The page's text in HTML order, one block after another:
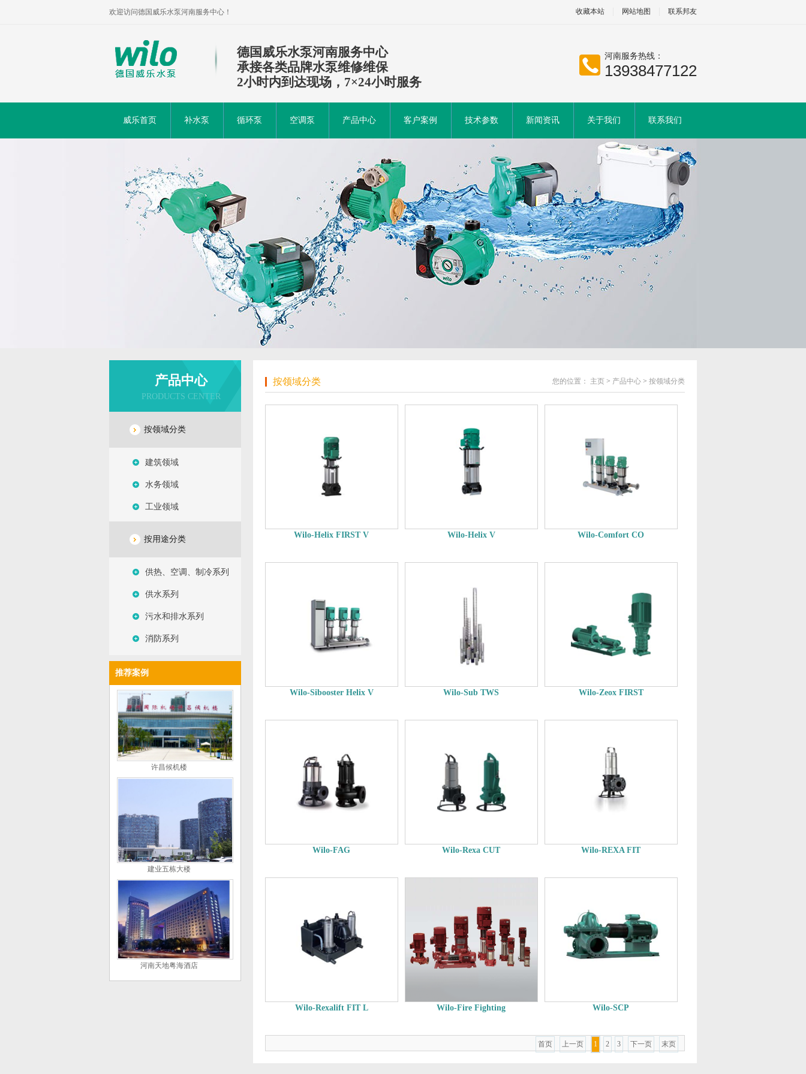
欢迎访问德国威乐水泵河南服务中心！ 收藏本站 网站地图 联系邦友
德国威乐水泵河南服务中心
承接各类品牌水泵维修维保
2小时内到达现场，7×24小时服务
河南服务热线：
13938477122
威乐首页 补水泵 循环泵 空调泵 产品中心 客户案例 技术参数 新闻资讯 关于我们 联系我们
产品中心
PRODUCTS CENTER
按领域分类
建筑领域
水务领域
工业领域
按用途分类
供热、空调、制冷系列
供水系列
污水和排水系列
消防系列
推荐案例
许昌候机楼
建业五栋大楼
河南天地粤海酒店
按领域分类 您的位置： 主页 > 产品中心 > 按领域分类
Wilo-Helix FIRST V Wilo-Helix V Wilo-Comfort CO
Wilo-Sibooster Helix V Wilo-Sub TWS Wilo-Zeox FIRST
Wilo-FAG Wilo-Rexa CUT Wilo-REXA FIT
Wilo-Rexalift FIT L Wilo-Fire Fighting Wilo-SCP
首页 上一页 1 2 3 下一页 末页